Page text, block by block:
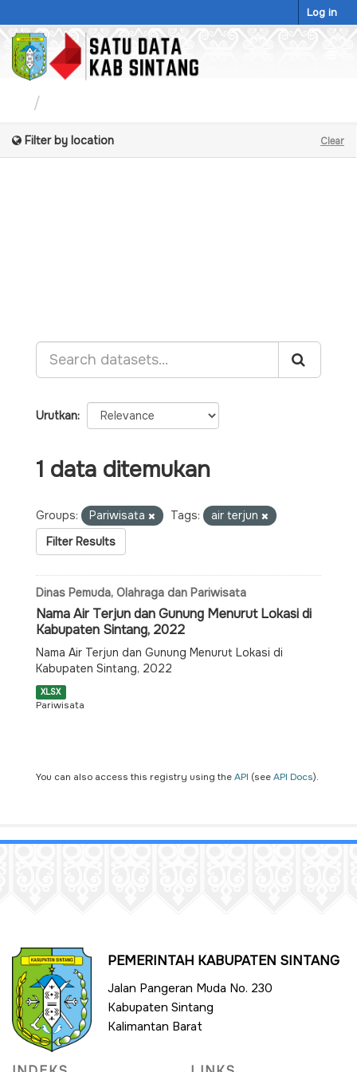
to
content
Log in
Filter by location Clear
Urutkan
1 data ditemukan
Groups: Pariwisata Tags:
air terjun
Filter Results
Dinas Pemuda, Olahraga dan Pariwisata
Nama Air Terjun dan Gunung Menurut Lokasi di
Kabupaten Sintang, 2022
Nama Air Terjun dan Gunung Menurut Lokasi di
Kabupaten Sintang, 2022
XLSX
Pariwisata
You can also access this registry using theAPI (seeAPI Docs).
PEMERINTAH KABUPATEN SINTANG
Jalan Pangeran Muda No. 230
Kabupaten Sintang
Kalimantan Barat